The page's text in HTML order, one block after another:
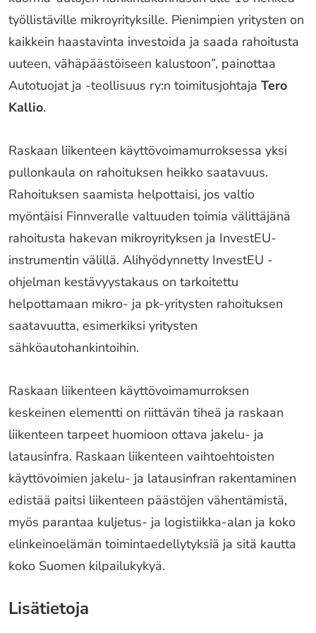
työllistäville mikroyrityksille. Pienimpien yritysten on
kaikkein haastavinta investoida ja saada rahoitusta
uuteen, vähäpäästöiseen kalustoon”, painottaa
Autotuojat ja -teollisuus ry:n toimitusjohtaja Tero
Kallio.
Raskaan liikenteen käyttövoimamurroksessa yksi
pullonkaula on rahoituksen heikko saatavuus.
Rahoituksen saamista helpottaisi, jos valtio
myöntäisi Finnveralle valtuuden toimia välittäjänä
rahoitusta hakevan mikroyrityksen ja InvestEU-
instrumentin välillä. Alihyödynnetty InvestEU -
ohjelman kestävyystakaus on tarkoitettu
helpottamaan mikro- ja pk-yritysten rahoituksen
saatavuutta, esimerkiksi yritysten
sähköautohankintoihin.
Raskaan liikenteen käyttövoimamurroksen
keskeinen elementti on riittävän tiheä ja raskaan
liikenteen tarpeet huomioon ottava jakelu- ja
latausinfra. Raskaan liikenteen vaihtoehtoisten
käyttövoimien jakelu- ja latausinfran rakentaminen
edistää paitsi liikenteen päästöjen vähentämistä,
myös parantaa kuljetus- ja logistiikka-alan ja koko
elinkeinoelämän toimintaedellytyksiä ja sitä kautta
koko Suomen kilpailukykyä.
Lisätietoja